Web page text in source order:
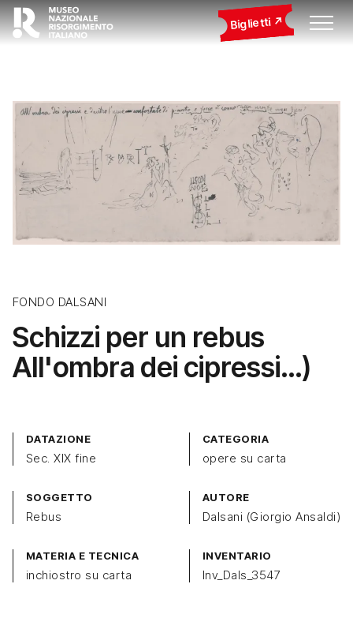
Biglietti
FONDO DALSANI
Schizzi per un rebus
All'ombra dei cipressi…)
DATAZIONE
Sec. XIX fine
CATEGORIA
opere su carta
SOGGETTO
Rebus
AUTORE
Dalsani (Giorgio Ansaldi)
MATERIA E TECNICA
inchiostro su carta
INVENTARIO
Inv_Dals_3547